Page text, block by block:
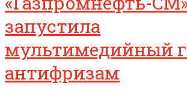
запустила
мультимедийный
антифризам